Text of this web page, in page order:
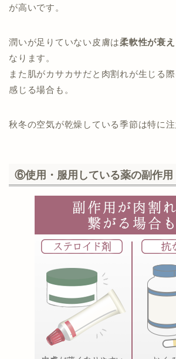
が高いです。
潤いが足りていない皮膚は柔軟性が衰え
なります。
また肌がカサカサだと肉割れが生じる
感じる場合も。
秋冬の空気が乾燥している季節は特に注
⑥使用・服用している薬の副作用